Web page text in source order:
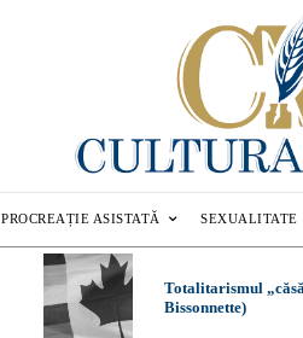
PROCREAȚIE ASISTATĂ SEXUALITATE
Totalitarismul
Bissonnette)